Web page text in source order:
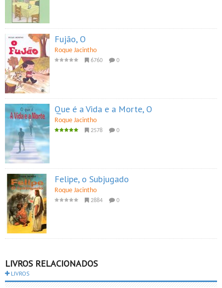
Fujão, O
Roque Jacintho
6760 0
Que é a Vida e a Morte, O
Roque Jacintho
2578 0
Felipe, o Subjugado
Roque Jacintho
2884 0
LIVROS RELACIONADOS
LIVROS